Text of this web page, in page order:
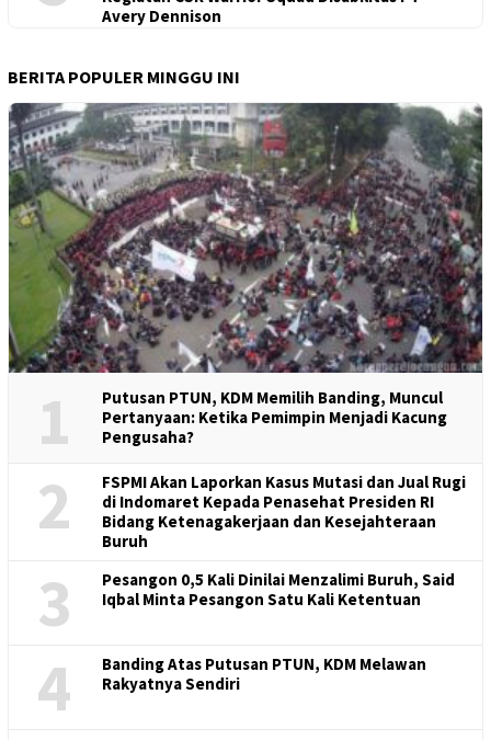
Avery Dennison
BERITA POPULER MINGGU INI
1
Putusan PTUN, KDM Memilih Banding, Muncul
Pertanyaan: Ketika Pemimpin Menjadi Kacung
Pengusaha?
2
FSPMI Akan Laporkan Kasus Mutasi dan Jual Rugi
di Indomaret Kepada Penasehat Presiden RI
Bidang Ketenagakerjaan dan Kesejahteraan
Buruh
3
Pesangon 0,5 Kali Dinilai Menzalimi Buruh, Said
Iqbal Minta Pesangon Satu Kali Ketentuan
4
Banding Atas Putusan PTUN, KDM Melawan
Rakyatnya Sendiri